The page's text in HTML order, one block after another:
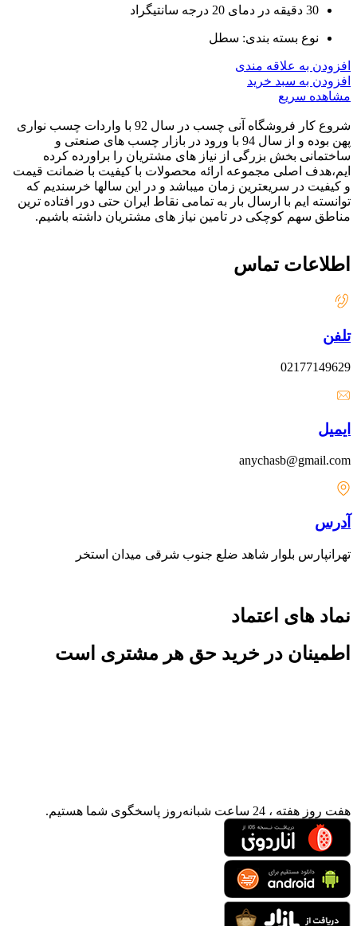
30 دقیقه در دمای 20 درجه سانتیگراد
نوع بسته بندی: سطل
افزودن به علاقه مندی
افزودن به سبد خرید
مشاهده سریع
شروع کار فروشگاه آنی چسب در سال 92 با واردات چسب نواری
پهن بوده و از سال 94 با ورود در بازار چسب های صنعتی و
ساختمانی بخش بزرگی از نیاز های مشتریان را براورده کرده
ایم،هدف اصلی مجموعه ارائه محصولات با کیفیت با ضمانت قیمت
و کیفیت در سریعترین زمان میباشد و در این سالها خرسندیم که
توانسته ایم با ارسال بار به تمامی نقاط ایران حتی دور افتاده ترین
مناطق سهم کوچکی در تامین نیاز های مشتریان داشته باشیم.
اطلاعات تماس
تلفن
02177149629
ایمیل
anychasb@gmail.com
آدرس
تهرانپارس بلوار شاهد ضلع جنوب شرقی میدان استخر
نماد های اعتماد
اطمینان در خرید حق هر مشتری است
هفت روز هفته ، 24 ساعت شبانه‌روز پاسخگوی شما هستیم.